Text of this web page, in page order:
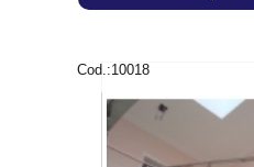
Cod.:10018